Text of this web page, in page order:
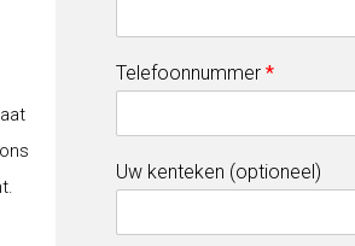
Telefoonnummer *
Uw kenteken (optioneel)